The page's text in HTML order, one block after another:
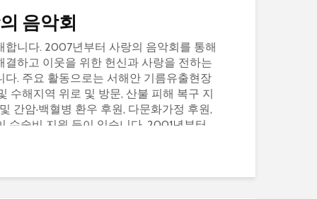
음악회
합니다. 2007년부터 사랑의 음악회를 통해
결하고 이웃을 위한 헌신과 사랑을 전하는
다. 주요 활동으로는 서해안 기름유출현장
수해지역 위로 및 방문, 산불 피해 복구 지
간암·백혈병 환우 후원, 다문화가정 후원,
수술비 지원 등이 있습니다. 2001년부터